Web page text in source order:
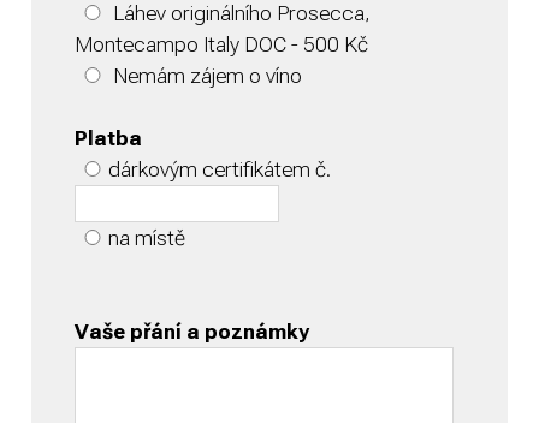
Láhev originálního Prosecca,
Montecampo Italy DOC - 500 Kč
Nemám zájem o víno
Platba
dárkovým certifikátem č.
na místě
Vaše přání a poznámky